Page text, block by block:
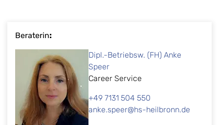
Beraterin:
Dipl.-Betriebsw. (FH) Anke
Speer
Career Service
+49 7131 504 550
anke.speer@hs-heilbronn.de